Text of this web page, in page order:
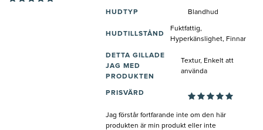
HUDTYP Blandhud
HUDTILLSTÅND
Fuktfattig,
Hyperkänslighet, Finnar
DETTA GILLADE
JAG MED
PRODUKTEN
Textur, Enkelt att
använda
PRISVÄRD
Jag förstår fortfarande inte om den här
produkten är min produkt eller inte